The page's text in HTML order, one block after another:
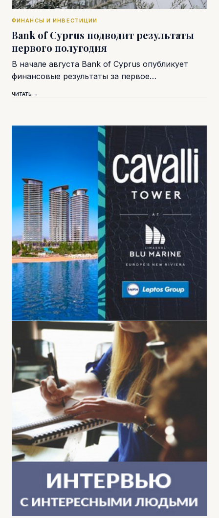
ФИНАНСЫ И ИНВЕСТИЦИИ
Bank of Cyprus подводит результаты
первого полугодия
В начале августа Bank of Cyprus опубликует
финансовые результаты за первое…
ЧИТАТЬ →